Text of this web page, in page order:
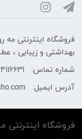
فروشگاه اینترنتی مه‌
بهداشتی و زیبایی ،
شماره تماس:
آدرس ایمیل:
فروشگاه اینترنتی